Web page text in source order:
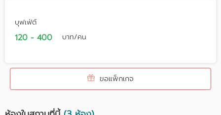
บุฟเฟ่ต์
120 - 400 บาท/คน
ขอแพ็กเกจ